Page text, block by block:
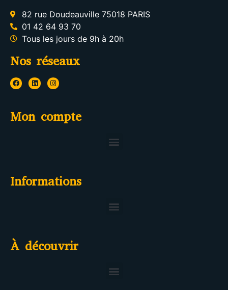
82 rue Doudeauville 75018 PARIS
01 42 64 93 70
Tous les jours de 9h à 20h
Nos réseaux
Mon compte
Informations
À découvrir